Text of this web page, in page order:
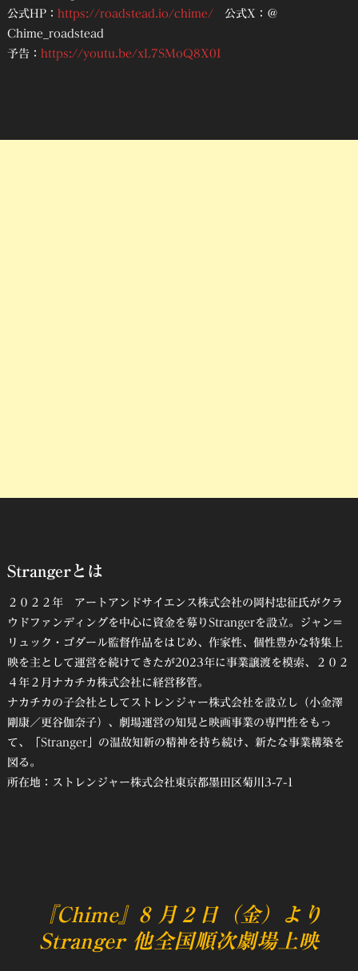
公式HP： https://roadstead.io/chime/公式X：＠
Chime_roadstead
予告： https://youtu.be/xL7SMoQ8X0I
Strangerとは
２０２２年 アートアンドサイエンス株式会社の岡村忠征氏がクラ
ウドファンディングを中心に資金を募りStrangerを設立。ジャン=
リュック・ゴダール監督作品をはじめ、作家性、個性豊かな特集上
映を主として運営を続けてきたが2023年に事業譲渡を模索、２０２
４年２月ナカチカ株式会社に経営移管。
ナカチカの子会社としてストレンジャー株式会社を設立し（小金澤
剛康／更谷伽奈子）、劇場運営の知見と映画事業の専門性をもっ
て、「Stranger」の温故知新の精神を持ち続け、新たな事業構築を
図る。
所在地：ストレンジャー株式会社東京都墨田区菊川3-7-1
『Chime』8 月２日（金）より
Stranger 他全国順次劇場上映